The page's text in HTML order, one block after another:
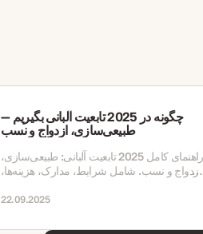
چگونه در 2025 تابعیت آلبانی بگیریم —
طبیعی‌سازی، ازدواج و نسب
راهنمای کامل 2025 تابعیت آلبانی: طبیعی‌سازی،
ازدواج و نسب. شامل شرایط، مدارک، هزینه‌ها،
22.09.2025